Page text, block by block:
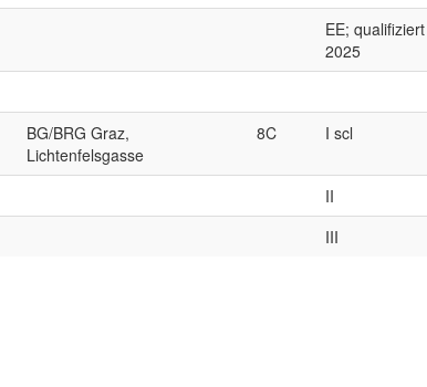
EE;
2025
BG/BRG Graz,
Lichtenfelsgasse
8C I scl
II
III